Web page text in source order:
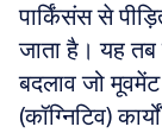
पार्किंसंस से
जाता है। यह तब
बदलाव जो
(कॉग्निटिव)